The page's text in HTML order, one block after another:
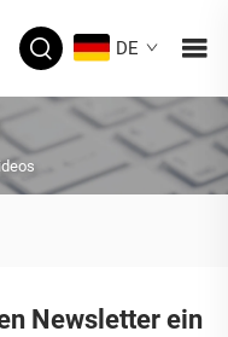
DE
Newsletter ein